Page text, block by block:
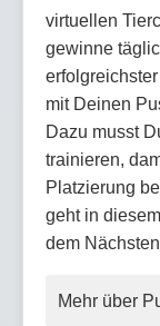
virtuellen
gewinne
mit Deinen
Dazu musst
trainieren,
Platzierung
geht in
dem
Mehr über